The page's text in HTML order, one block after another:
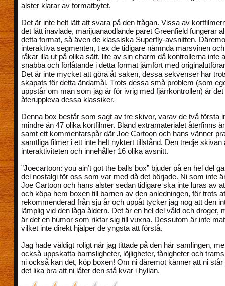
alster klarar av formatbytet.
Det är inte helt lätt att svara på den frågan. Vissa av
det lätt inavlade, marijuanaodlande paret Greenfield fungerar
detta format, så även de klassiska Superfly-avsnitten.
interaktiva segmenten, t ex de tidigare nämnda marsvinen
råkar illa ut på olika sätt, lite av sin charm då kontrollerna inte
snabba och förlåtande i detta format jämfört med
Det är inte mycket att göra åt saken, dessa sekvenser har
skapats för detta ändamål. Trots dessa små problem (som
uppstår om man som jag är för ivrig med fjärrkontrollen) är det
återuppleva dessa klassiker.
Denna box består som sagt av tre skivor, varav de två första
mindre än 47 olika kortfilmer. Bland extramaterialet återfinns
samt ett kommentarspår där Joe Cartoon och hans vänner
samtliga filmer i ett inte helt nyktert tillstånd. Den tredje skivan
interaktiviteten och innehåller 16 olika avsnitt.
”Joecartoon: you ain’t got the balls box” bjuder på en hel del
del nostalgi för oss som var med då det började. Ni som inte
Joe Cartoon och hans alster sedan tidigare ska inte luras av
och köpa hem boxen till barnen av den anledningen, för trots
rekommenderad från sju år och uppåt tycker jag nog att den
lämplig vid den låga åldern. Det är en hel del våld och droger,
är det en humor som riktar sig till vuxna. Dessutom är inte
vilket inte direkt hjälper de yngsta att förstå.
Jag hade väldigt roligt när jag tittade på den här samlingen,
också uppskatta barnsligheter, löjligheter, fånigheter och
ni också kan det, köp boxen! Om ni däremot känner att ni
det lika bra att ni låter den stå kvar i hyllan.